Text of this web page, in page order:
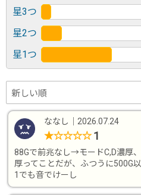
星3つ
星2つ
星1つ
ななし 2026.07.24
★☆☆☆☆ 1
88Gで前兆なし→モードC,D濃厚
厚ってことだが、ふつうに500G
1でも音でけーし